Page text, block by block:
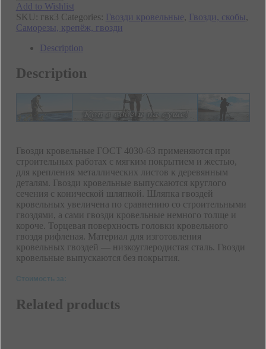
Add to Wishlist
SKU: гвк3 Categories: Гвозди кровельные, Гвозди, скобы,
Саморезы, крепёж, гвозди
Description
Description
Гвозди кровельные ГОСТ 4030-63 применяются при
строительных работах с мягким покрытием и жестью,
для крепления металлических листов к деревянным
деталям. Гвозди кровельные выпускаются круглого
сечения с конической шляпкой. Шляпка гвоздей
кровельных увеличена по сравнению со строительными
гвоздями, а сами гвозди кровельные немного толще и
короче. Торцевая поверхность головки кровельного
гвоздя рифленая. Материал для изготовления
кровельных гвоздей — низкоуглеродистая сталь. Гвозди
кровельные выпускаются без покрытия.
Стоимость за:
Related products